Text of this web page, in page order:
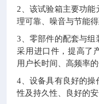
2、该试验箱主要功
理可靠、噪音与节能得
3、零部件的配套与
采用进口件，提高了
用户长时间、高频率的
4、设备具有良好的
性及持久性、良好的